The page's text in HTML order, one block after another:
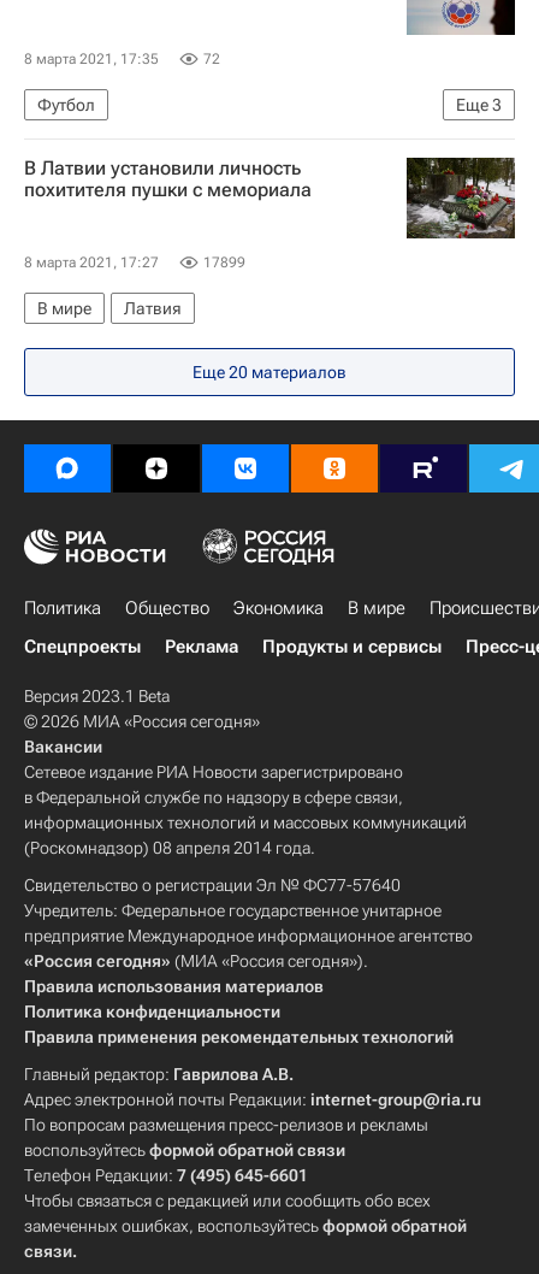
8 марта 2021, 17:35 72
Еще3
Футбол
Международная федерация футбола (ФИФА)
Российский футбольный союз (РФС)
В Латвии установили личность
похитителя пушки с мемориала
8 марта 2021, 17:27 17899
В мире Латвия
Еще 20 материалов
Политика Общество Экономика В мире
Спецпроекты
Реклама Продукты и сервисы Пресс-
Версия 2023.1 Beta
© 2026 МИА «Россия сегодня»
Вакансии
Сетевое издание РИА Новости зарегистрировано
в Федеральной службе по надзору в сфере связи,
информационных технологий и массовых коммуникаций
(Роскомнадзор) 08 апреля 2014 года.
Свидетельство о регистрации Эл № ФС77-57640
Учредитель: Федеральное государственное унитарное
предприятие Международное информационное агентство
«Россия сегодня» (МИА «Россия сегодня»).
Правила использования материалов
Политика конфиденциальности
Правила применения рекомендательных технологий
Главный редактор: Гаврилова А.В.
Адрес электронной почты Редакции: internet-group@ria.ru
По вопросам размещения пресс-релизов и рекламы
воспользуйтесьформой обратной связи
Телефон Редакции: 7 (495) 645-6601
Чтобы связаться с редакцией или сообщить обо всех
замеченных ошибках, воспользуйтесьформой обратной
связи.